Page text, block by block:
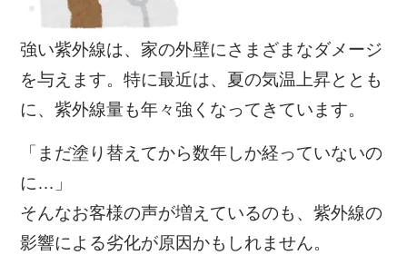
強い紫外線は、家の外壁にさまざまなダメージ
を与えます。特に最近は、夏の気温上昇ととも
に、紫外線量も年々強くなってきています。
「まだ塗り替えてから数年しか経っていないの
に…」
そんなお客様の声が増えているのも、紫外線の
影響による劣化が原因かもしれません。